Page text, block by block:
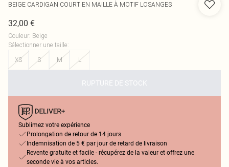
BEIGE CARDIGAN COURT EN MAILLE À MOTIF LOSANGES
32,00 €
Couleur: Beige
Sélectionner une taille:
XS
S M L
RUPTURE DE STOCK
Sublimez votre expérience
Prolongation de retour de 14 jours
Indemnisation de 5 € par jour de retard de livraison
Revente gratuite et facile - récupérez de la valeur et offrez une
seconde vie à vos articles.